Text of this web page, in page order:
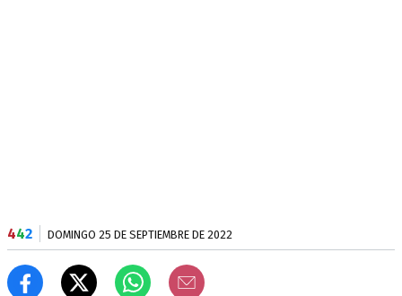
442 DOMINGO 25 DE SEPTIEMBRE DE 2022